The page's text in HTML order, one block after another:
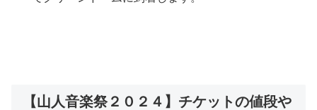
【山人音楽祭２０２４】チケットの値段や